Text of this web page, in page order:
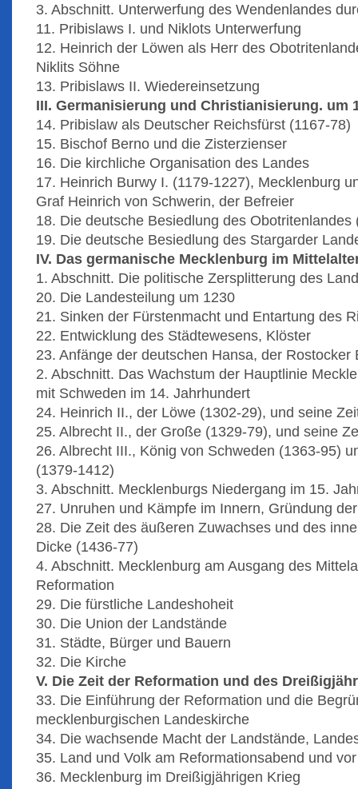
3. Abschnitt. Unterwerfung des Wendenlandes
11. Pribislaws I. und Niklots Unterwerfung
12. Heinrich der Löwen als Herr des
Niklits Söhne
13. Pribislaws II. Wiedereinsetzung
III. Germanisierung und Christianisierung. um
14. Pribislaw als Deutscher Reichsfürst (1167-78)
15. Bischof Berno und die Zisterzienser
16. Die kirchliche Organisation des Landes
17. Heinrich Burwy I. (1179-1227), Mecklenburg
Graf Heinrich von Schwerin, der Befreier
18. Die deutsche Besiedlung des Obotritenlandes
19. Die deutsche Besiedlung des Stargarder
IV. Das germanische Mecklenburg im
1. Abschnitt. Die politische Zersplitterung des
20. Die Landesteilung um 1230
21. Sinken der Fürstenmacht und Entartung des
22. Entwicklung des Städtewesens, Klöster
23. Anfänge der deutschen Hansa, der Rostocker
2. Abschnitt. Das Wachstum der Hauptlinie
mit Schweden im 14. Jahrhundert
24. Heinrich II., der Löwe (1302-29), und seine
25. Albrecht II., der Große (1329-79), und seine
26. Albrecht III., König von Schweden (1363-95)
(1379-1412)
3. Abschnitt. Mecklenburgs Niedergang im 15.
27. Unruhen und Kämpfe im Innern, Gründung
28. Die Zeit des äußeren Zuwachses und des
Dicke (1436-77)
4. Abschnitt. Mecklenburg am Ausgang des
Reformation
29. Die fürstliche Landeshoheit
30. Die Union der Landstände
31. Städte, Bürger und Bauern
32. Die Kirche
V. Die Zeit der Reformation und des
33. Die Einführung der Reformation und die
mecklenburgischen Landeskirche
34. Die wachsende Macht der Landstände,
35. Land und Volk am Reformationsabend und
36. Mecklenburg im Dreißigjährigen Krieg